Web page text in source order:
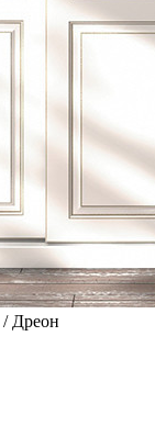
/ Дреон